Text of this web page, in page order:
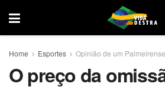
Home Esportes Opinião de um
O preço da